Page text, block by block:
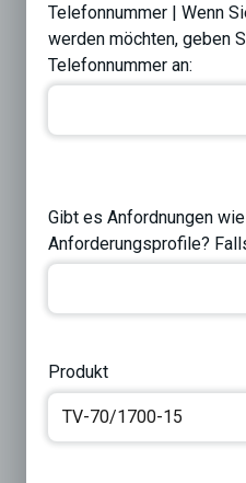
Telefonnummer | Wenn
werden möchten, geben
Telefonnummer an:
Gibt es Anfordnungen
Anforderungsprofile?
Produkt